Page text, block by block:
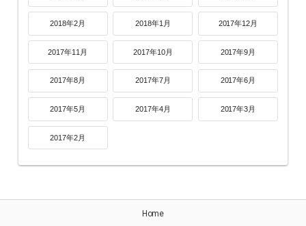
2018年2月 2018年1月 2017年12月
2017年11月 2017年10月 2017年9月
2017年8月 2017年7月 2017年6月
2017年5月 2017年4月 2017年3月
2017年2月
Home